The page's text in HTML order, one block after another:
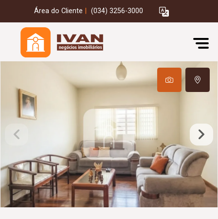
Área do Cliente (034) 3256-3000